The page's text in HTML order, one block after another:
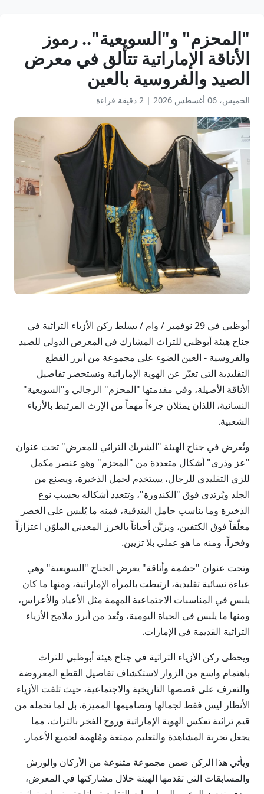
"المحزم" و"السويعية".. رموز
الأناقة الإماراتية تتألق في معرض
الصيد والفروسية بالعين
الخميس، 06 أغسطس 2026 | 2 دقيقة قراءة
أبوظبي في 29 نوفمبر / وام / يسلط ركن الأزياء التراثية في
جناح هيئة أبوظبي للتراث المشارك في المعرض الدولي للصيد
والفروسية - العين الضوء على مجموعة من أبرز القطع
التقليدية التي تعبّر عن الهوية الإماراتية وتستحضر تفاصيل
الأناقة الأصيلة، وفي مقدمتها "المحزم" الرجالي و"السويعية"
النسائية، اللذان يمثلان جزءاً مهماً من الإرث المرتبط بالأزياء
الشعبية.
وتُعرض في جناح الهيئة "الشريك التراثي للمعرض" تحت عنوان
"عز وذرى" أشكال متعددة من "المحزم" وهو عنصر مكمل
للزي التقليدي للرجال، يستخدم لحمل الذخيرة، ويصنع من
الجلد ويُرتدى فوق "الكندورة"، وتتعدد أشكاله بحسب نوع
الذخيرة وما يناسب حامل البندقية، فمنه ما يُلبس على الخصر
معلّقاً فوق الكتفين، ويزيَّن أحياناً بالخرز المعدني الملوّن اعتزازاً
وفخراً، ومنه ما هو عملي بلا تزيين.
وتحت عنوان "حشمة وأناقة" يعرض الجناح "السويعية" وهي
عباءة نسائية تقليدية، ارتبطت بالمرأة الإماراتية، ومنها ما كان
يلبس في المناسبات الاجتماعية المهمة مثل الأعياد والأعراس،
ومنها ما يلبس في الحياة اليومية، وتُعد من أبرز ملامح الأزياء
التراثية القديمة في الإمارات.
ويحظى ركن الأزياء التراثية في جناح هيئة أبوظبي للتراث
باهتمام واسع من الزوار لاستكشاف تفاصيل القطع المعروضة
والتعرف على قصصها التاريخية والاجتماعية، حيث تلفت الأزياء
الأنظار ليس فقط لجمالها وتصاميمها المميزة، بل لما تحمله من
قيم تراثية تعكس الهوية الإماراتية وروح الفخر بالتراث، مما
يجعل تجربة المشاهدة والتعليم ممتعة ومُلهمة لجميع الأعمار.
ويأتي هذا الركن ضمن مجموعة متنوعة من الأركان والورش
والمسابقات التي تقدمها الهيئة خلال مشاركتها في المعرض،